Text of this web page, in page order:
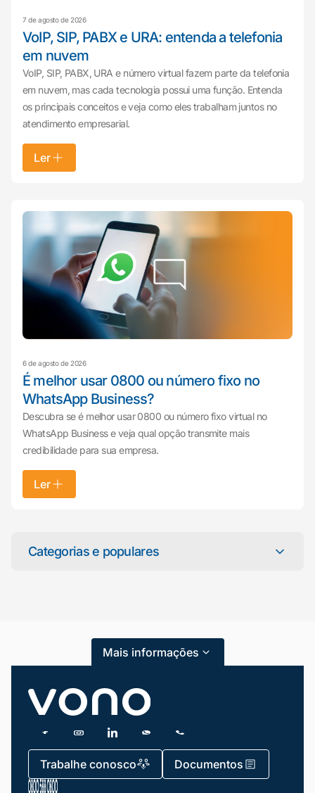
7 de agosto de 2026
VoIP, SIP, PABX e URA: entenda a telefonia
em nuvem
VoIP, SIP, PABX, URA e número virtual fazem parte da telefonia
em nuvem, mas cada tecnologia possui uma função. Entenda
os principais conceitos e veja como eles trabalham juntos no
atendimento empresarial.
Ler
6 de agosto de 2026
É melhor usar 0800 ou número fixo no
WhatsApp Business?
Descubra se é melhor usar 0800 ou número fixo virtual no
WhatsApp Business e veja qual opção transmite mais
credibilidade para sua empresa.
Ler
Categorias e populares
Atendimento ao Cliente
Blog
Dicas e Tutoriais
Gestão de Condomínios
Gestão de Frotas
Gestão de Negócios
Mais informações
Trabalhe conosco Documentos
online agora